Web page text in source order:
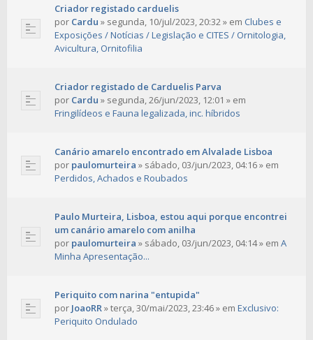
Criador registado carduelis
por Cardu » segunda, 10/jul/2023, 20:32» em Clubes e
Exposições / Notícias / Legislação e CITES / Ornitologia,
Avicultura, Ornitofilia
Criador registado de Carduelis Parva
por Cardu » segunda, 26/jun/2023, 12:01 » em
Fringilídeos e Fauna legalizada, inc. híbridos
Canário amarelo encontrado em Alvalade Lisboa
por paulomurteira » sábado, 03/jun/2023, 04:16» em
Perdidos, Achados e Roubados
Paulo Murteira, Lisboa, estou aqui porque encontrei
um canário amarelo com anilha
por paulomurteira » sábado, 03/jun/2023, 04:14» em A
Minha Apresentação...
Periquito com narina "entupida"
por JoaoRR»terça, 30/mai/2023, 23:46» em Exclusivo:
Periquito Ondulado